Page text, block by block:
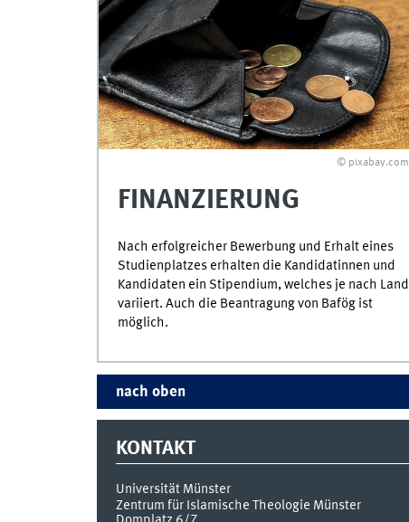
© pixabay.com
FINANZIERUNG
Nach erfolgreicher Bewerbung und Erhalt eines
Studienplatzes erhalten die Kandidatinnen und
Kandidaten ein Stipendium, welches je nach Land
variiert. Auch die Beantragung von Bafög ist
möglich.
nach oben
KONTAKT
Universität Münster
Zentrum für Islamische Theologie Münster